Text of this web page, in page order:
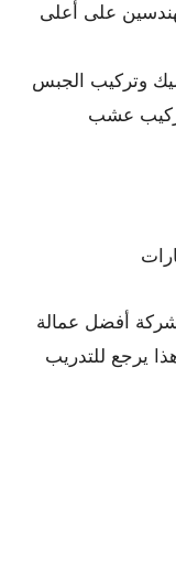
على أعلى
وتركيب الجبس
عشب
أفضل عمالة
يرجع للتدريب